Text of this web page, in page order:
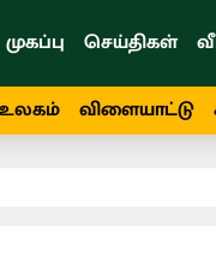
முகப்பு செய்திகள்
உலகம் விளையாட்டு